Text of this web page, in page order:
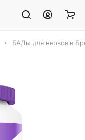
БАДы для нервов в